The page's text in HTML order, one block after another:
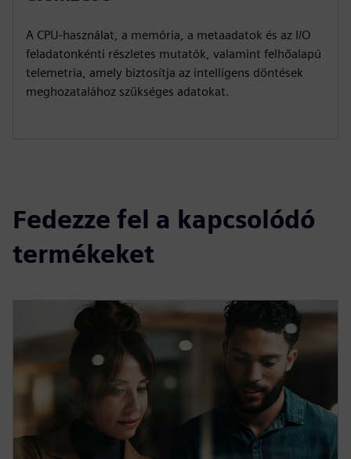
A CPU-használat, a memória, a metaadatok és az I/O
feladatonkénti részletes mutatók, valamint felhőalapú
telemetria, amely biztosítja az intelligens döntések
meghozatalához szükséges adatokat.
Fedezze fel a kapcsolódó
termékeket